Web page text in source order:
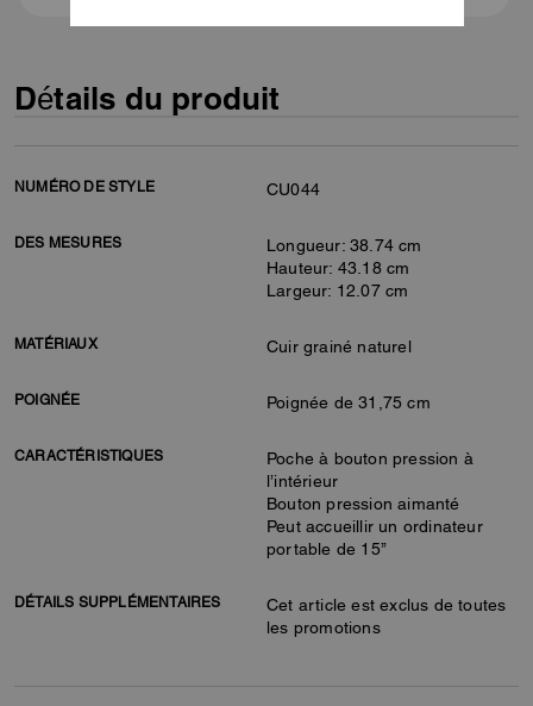
Détails du produit
NUMÉRO DE STYLE CU044
DES MESURES
Longueur: 38.74 cm
Hauteur: 43.18 cm
Largeur: 12.07 cm
MATÉRIAUX Cuir grainé naturel
POIGNÉE Poignée de 31,75 cm
CARACTÉRISTIQUES
Poche à bouton pression à
l’intérieur
Bouton pression aimanté
Peut accueillir un ordinateur
portable de 15’’
DÉTAILS SUPPLÉMENTAIRES
Cet article est exclus de toutes
les promotions